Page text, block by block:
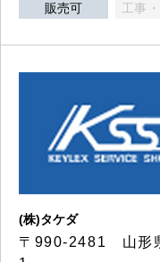
販売可 工事
(株)タケダ
〒990-2481 山形